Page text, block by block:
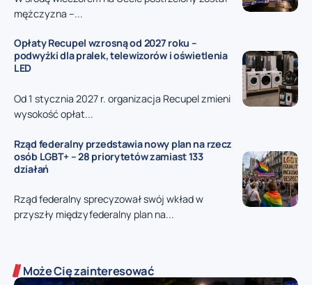
mężczyzna –...
Opłaty Recupel wzrosną od 2027 roku –
podwyżki dla pralek, telewizorów i oświetlenia
LED
Od 1 stycznia 2027 r. organizacja Recupel zmieni
wysokość opłat...
Rząd federalny przedstawia nowy plan na rzecz
osób LGBT+ – 28 priorytetów zamiast 133
działań
Rząd federalny sprecyzował swój wkład w
przyszły międzyfederalny plan na...
Może Cię zainteresować